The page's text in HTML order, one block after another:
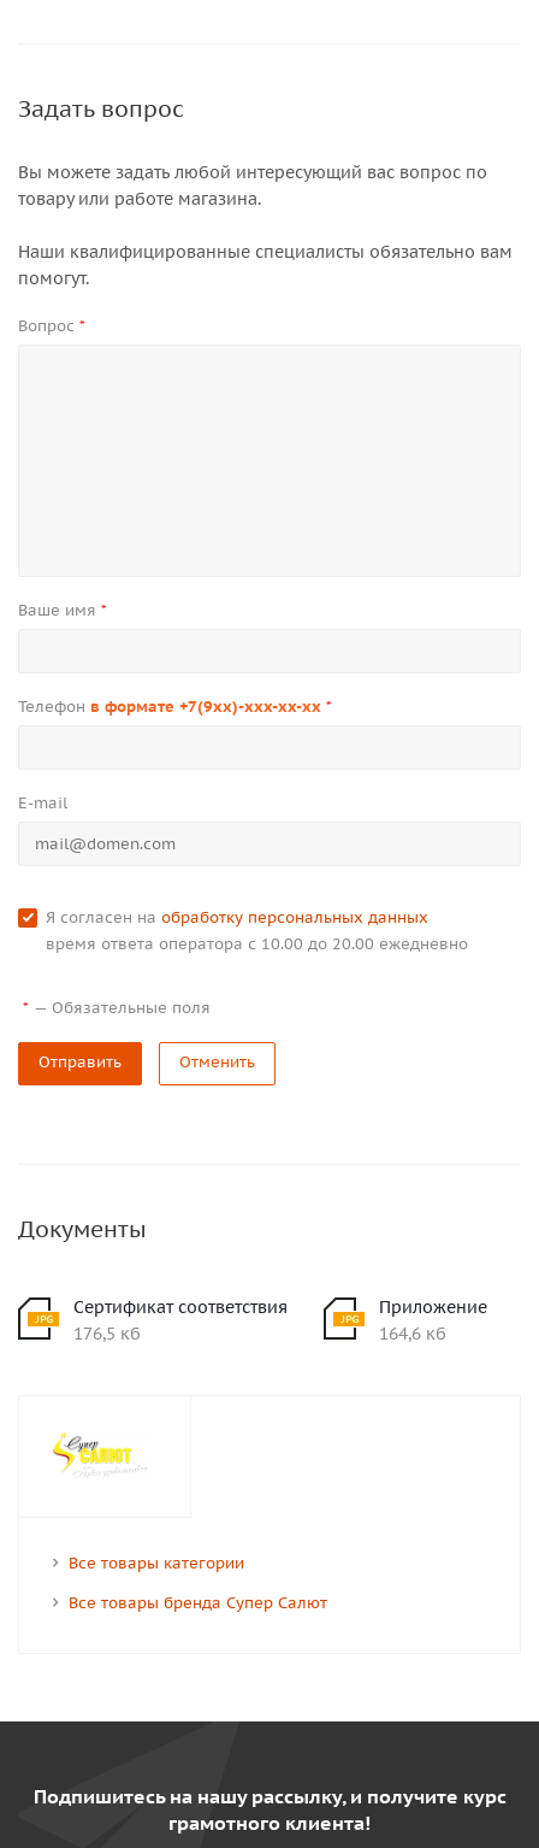
Задать вопрос
Вы можете задать любой интересующий вас вопрос по
товару или работе магазина.
Наши квалифицированные специалисты обязательно вам
помогут.
Вопрос *
Ваше имя *
Телефон в формате +7(9xx)-xxx-xx-xx *
E-mail
Я согласен на обработку персональных данных
время ответа оператора с 10.00 до 20.00 ежедневно
* — Обязательные поля
Отправить Отменить
Документы
Сертификат соответствия
176,5 кб
Приложение
164,6 кб
Все товары категории
Все товары бренда Супер Салют
Подпишитесь на нашу рассылку, и получите курс
грамотного клиента!